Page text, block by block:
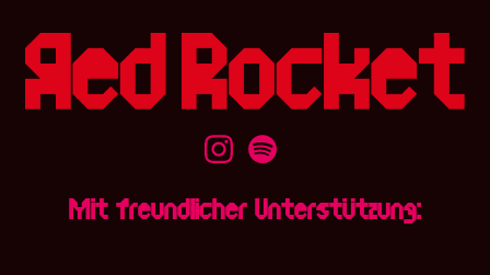
m
*
*
Mit freundlicher Unterstützung: